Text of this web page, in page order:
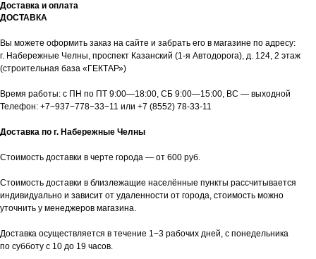
Доставка и оплата
ДОСТАВКА
Вы можете оформить заказ на сайте и забрать его в магазине по адресу:
г. Набережные Челны, проспект Казанский (1-я Автодорога), д. 124, 2 этаж
(строительная база «ГЕКТАР»)
Время работы: с ПН по ПТ 9:00—18:00, СБ 9:00—15:00, ВС — выходной
Телефон: +7−937−778−33−11 или +7 (8552) 78-33-11
Доставка по г. Набережные Челны
Стоимость доставки в черте города — от 600 руб.
Стоимость доставки в близлежащие населённые пункты рассчитывается
индивидуально и зависит от удаленности от города, стоимость можно
уточнить у менеджеров магазина.
Доставка осуществляется в течение 1−3 рабочих дней, с понедельника
по субботу с 10 до 19 часов.